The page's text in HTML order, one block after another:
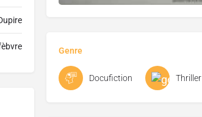
Genre
Docufiction Thriller